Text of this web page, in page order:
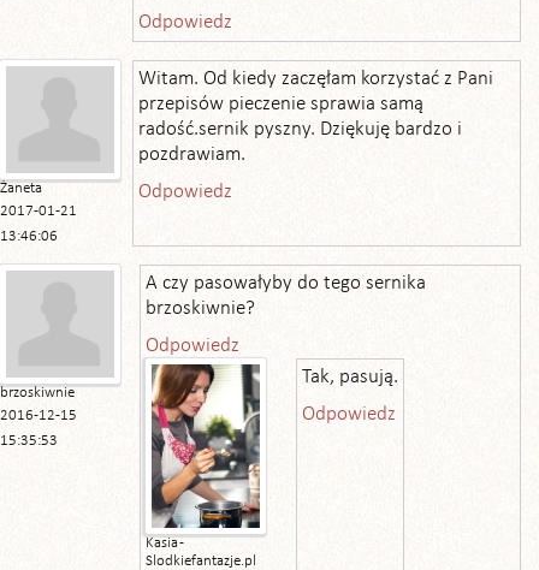
Odpowiedz
Żaneta
2017-01-21
13:46:06
Witam. Od kiedy zaczęłam korzystać z Pani
przepisów pieczenie sprawia samą
radość.sernik pyszny. Dziękuję bardzo i
pozdrawiam.
Odpowiedz
brzoskiwnie
2016-12-15
15:35:53
A czy pasowałyby do tego sernika
brzoskiwnie?
Odpowiedz
Kasia -
Slodkiefantazje.pl
Tak, pasują.
Odpowiedz